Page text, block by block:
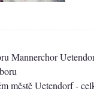
Mannerchor
městě Uetendorf -